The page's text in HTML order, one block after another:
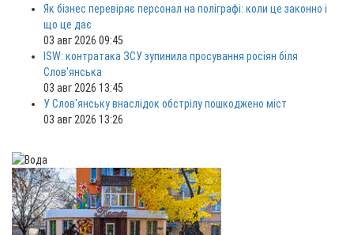
Як бізнес перевіряє персонал на поліграфі: коли це законно і
що це дає
03 авг 2026 09:45
ISW: контратака ЗСУ зупинила просування росіян біля
Слов'янська
03 авг 2026 13:45
У Слов'янську внаслідок обстрілу пошкоджено міст
03 авг 2026 13:26